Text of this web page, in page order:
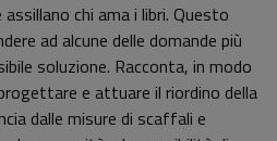
chi ama i libri. Questo
ad alcune delle domande più
soluzione. Racconta, in modo
e attuare il riordino della
dalle misure di scaffali e